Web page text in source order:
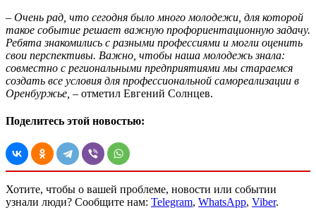
– Очень рад, что сегодня было много молодежи, для которой
такое событие решает важную профориентационную задачу.
Ребята знакомились с разными профессиями и могли оценить
свои перспективы. Важно, чтобы наша молодежь знала:
совместно с региональными предприятиями мы стараемся
создать все условия для профессиональной самореализации в
Оренбуржье, – отметил Евгений Солнцев.
Поделитесь этой новостью:
Хотите, чтобы о вашей проблеме, новости или событии
узнали люди? Сообщите нам: Telegram, WhatsApp, Viber.